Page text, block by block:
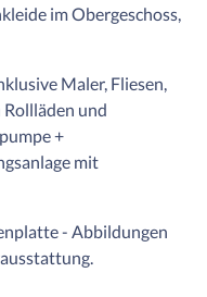
im Obergeschoss,
Maler, Fliesen,
und
+
mit
- Abbildungen